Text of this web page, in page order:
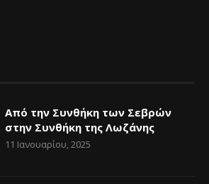
Από την Συνθήκη των Σεβρών
στην Συνθήκη της Λωζάνης
11 Ιανουαρίου, 2025